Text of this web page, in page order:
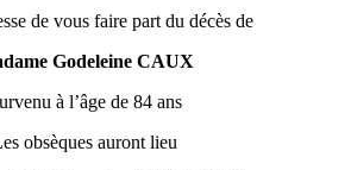
de vous faire part du décès de
Godeleine CAUX
à l’âge de 84 ans
obsèques auront lieu